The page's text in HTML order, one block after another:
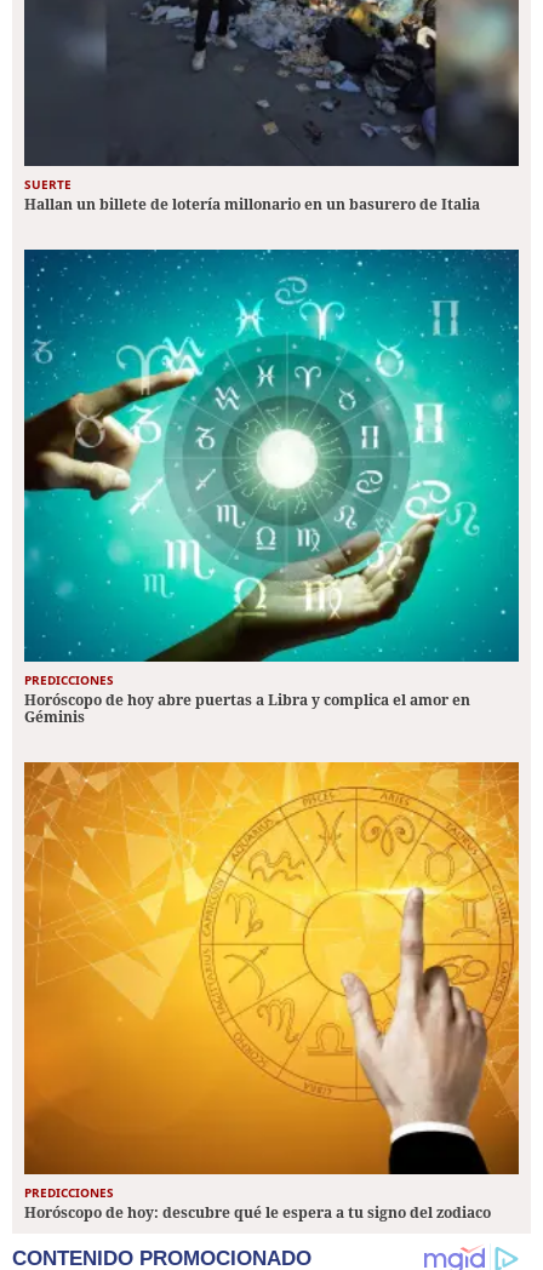
SUERTE
Hallan un billete de lotería millonario en un basurero de Italia
PREDICCIONES
Horóscopo de hoy abre puertas a Libra y complica el amor en
Géminis
PREDICCIONES
Horóscopo de hoy: descubre qué le espera a tu signo del zodiaco
CONTENIDO PROMOCIONADO